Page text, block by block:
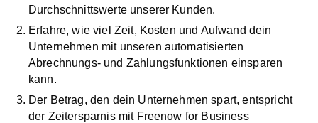
Durchschnittswerte unserer Kunden.
Erfahre, wie viel Zeit, Kosten und Aufwand dein
Unternehmen mit unseren automatisierten
Abrechnungs- und Zahlungsfunktionen einsparen
kann.
Der Betrag, den dein Unternehmen spart, entspricht
der Zeitersparnis mit Freenow for Business